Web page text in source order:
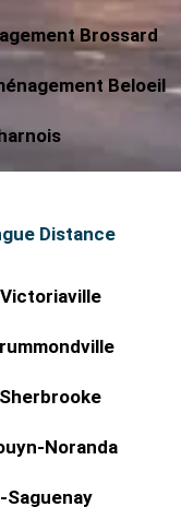
Brossard
Beloeil
Distance
Noranda
Saguenay